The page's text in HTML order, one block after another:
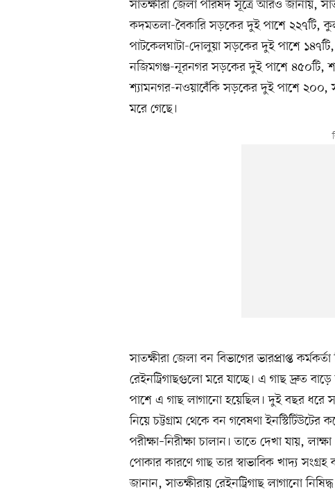
সাতক্ষীরা জেলা পরিষদ সূত্রে আরও জানায়,
কদমতলা-বৈকারি সড়কের দুই পাশে ২২৭টি,
পাটকেলঘাটা-দোলুয়া সড়কের দুই পাশে ১৪৭টি,
নজিমগঞ্জ-নূরনগর সড়কের দুই পাশে ৪৫০টি,
শ্যামনগর-নওয়াবেঁকি সড়কের দুই পাশে ২০০,
মরে গেছে।
সাতক্ষীরা জেলা বন বিভাগের ভারপ্রাপ্ত
রেইনট্রিগাছগুলো মরে যাচ্ছে। এ গাছ দ্রুত
পাশে এ গাছ লাগানো হয়েছিল। দুই বছর ধরে
নিয়ে চট্টগ্রাম থেকে বন গবেষণা
পরীক্ষা–নিরীক্ষা চালান। তাতে দেখা যায়,
পোকার কারণে গাছ তার স্বাভাবিক খাদ্য
জানান, সাতক্ষীরায় রেইনট্রিগাছ লাগানো